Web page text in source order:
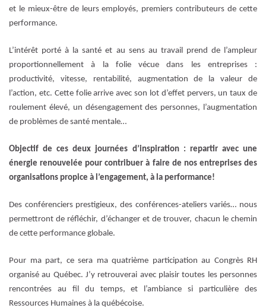
et le mieux-être de leurs employés, premiers contributeurs de cette
performance.
L’intérêt porté à la santé et au sens au travail prend de l’ampleur
proportionnellement à la folie vécue dans les entreprises :
productivité, vitesse, rentabilité, augmentation de la valeur de
l’action, etc. Cette folie arrive avec son lot d’effet pervers, un taux de
roulement élevé, un désengagement des personnes, l’augmentation
de problèmes de santé mentale…
Objectif de ces deux journées d’inspiration : repartir avec une
énergie renouvelée pour contribuer à faire de nos entreprises des
organisations propice à l’engagement, à la performance!
Des conférenciers prestigieux, des conférences-ateliers variés… nous
permettront de réfléchir, d’échanger et de trouver, chacun le chemin
de cette performance globale.
Pour ma part, ce sera ma quatrième participation au Congrès RH
organisé au Québec. J’y retrouverai avec plaisir toutes les personnes
rencontrées au fil du temps, et l’ambiance si particulière des
Ressources Humaines à la québécoise.